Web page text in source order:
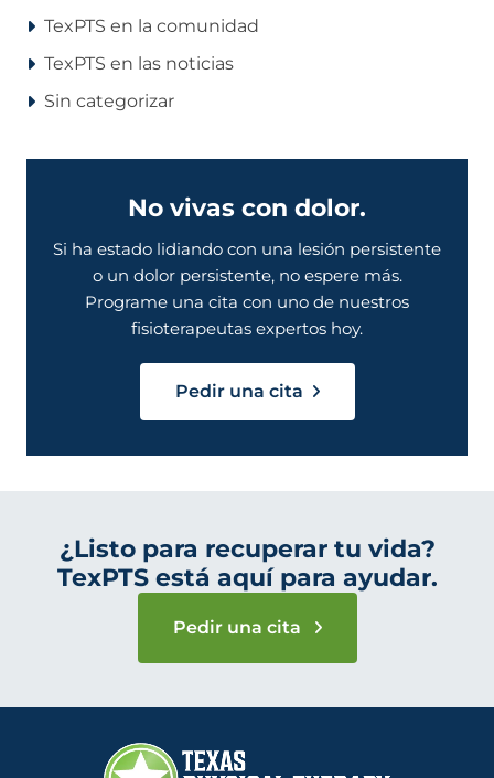
TexPTS en la comunidad
TexPTS en las noticias
Sin categorizar
No vivas con dolor.
Si ha estado lidiando con una lesión persistente
o un dolor persistente, no espere más.
Programe una cita con uno de nuestros
fisioterapeutas expertos hoy.
Pedir una cita
¿Listo para recuperar tu vida?
TexPTS está aquí para ayudar.
Pedir una cita